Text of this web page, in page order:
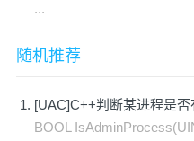
...
随机推荐
[UAC]C++判断某进程是
BOOL